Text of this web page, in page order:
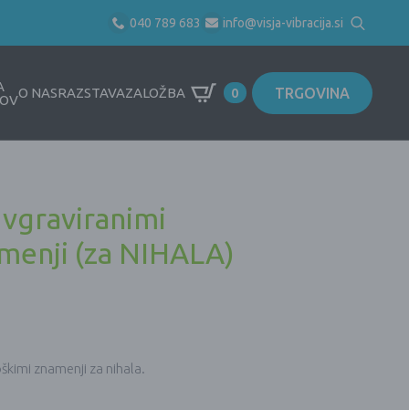
040 789 683 info@visja-vibracija.si
Search
for:
O NASRAZSTAVAZALOŽBA 0 TRGOVINA
(za NIHALA)
znamenji za nihala.